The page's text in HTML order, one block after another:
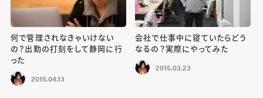
何で管理されなきゃいけない
の？出勤の打刻をして静岡に行
った
2015.04.13
会社で仕事中に寝ていたらどう
なるの？実際にやってみた
2015.03.23